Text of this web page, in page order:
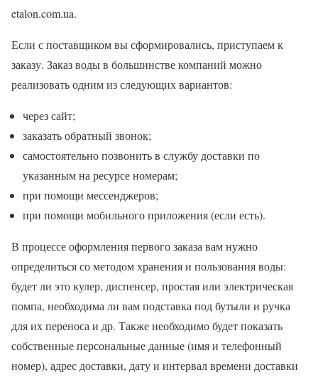
etalon.com.ua.
Если с поставщиком вы сформировались, приступаем к
заказу. Заказ воды в большинстве компаний можно
реализовать одним из следующих вариантов:
через сайт;
заказать обратный звонок;
самостоятельно позвонить в службу доставки по
указанным на ресурсе номерам;
при помощи мессенджеров;
при помощи мобильного приложения (если есть).
В процессе оформления первого заказа вам нужно
определиться со методом хранения и пользования воды:
будет ли это кулер, диспенсер, простая или электрическая
помпа, необходима ли вам подставка под бутыли и ручка
для их переноса и др. Также необходимо будет показать
собственные персональные данные (имя и телефонный
номер), адрес доставки, дату и интервал времени доставки